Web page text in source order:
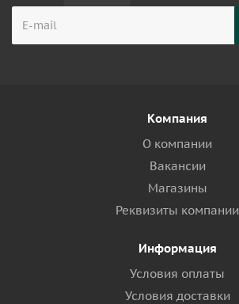
Компания
О компании
Вакансии
Магазины
Реквизиты компании
Информация
Условия оплаты
Условия доставки